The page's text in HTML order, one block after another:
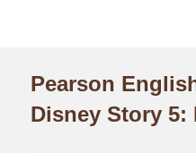
Pearson
Disney Story 5: